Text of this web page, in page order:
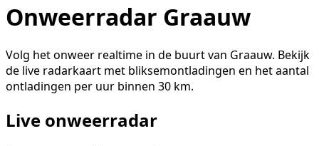
Onweerradar Graauw
Volg het onweer realtime in de buurt van Graauw. Bekijk
de live radarkaart met bliksemontladingen en het aantal
ontladingen per uur binnen 30 km.
Live onweerradar